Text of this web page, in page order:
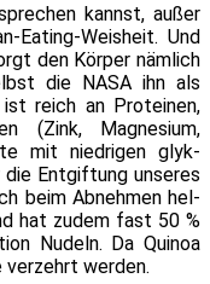
kannst, au­ßer
Eating-Weisheit. Und
den Körper näm­lich
die NASA ihn als
ist reich an Proteinen,
(Zink, Magnesium,
mit nied­ri­gen glyk­
die Entgiftung un­se­res
beim Abnehmen hel­
hat zu­dem fast 50 %
Nudeln. Da Quinoa
ver­zehrt werden.